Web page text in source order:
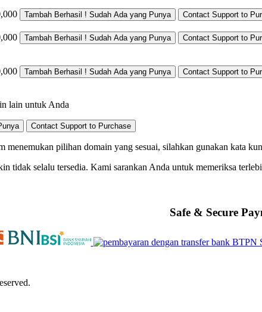
Tambah Berhasil ! Sudah Ada yang Punya Contact Support to
Tambah Berhasil ! Sudah Ada yang Punya Contact Support to
Tambah Berhasil ! Sudah Ada yang Punya Contact Support to
lain untuk Anda
Contact Support to Purchase
menemukan pilihan domain yang sesuai, silahkan gunakan kata
tidak selalu tersedia. Kami sarankan Anda untuk memeriksa
Safe & Secure